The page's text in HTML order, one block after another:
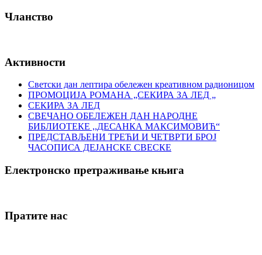
Чланство
Активности
Светски дан лептира обележен креативном радионицом
ПРОМОЦИЈА РОМАНА „СЕКИРА ЗА ЛЕД „
СЕКИРА ЗА ЛЕД
СВЕЧАНО ОБЕЛЕЖЕН ДАН НАРОДНЕ
БИБЛИОТЕКЕ ,,ДЕСАНКА МАКСИМОВИЋ“
ПРЕДСТАВЉЕНИ ТРЕЋИ И ЧЕТВРТИ БРОЈ
ЧАСОПИСА ДЕЈАНСКЕ СВЕСКЕ
Електронско претраживање књига
Пратите нас